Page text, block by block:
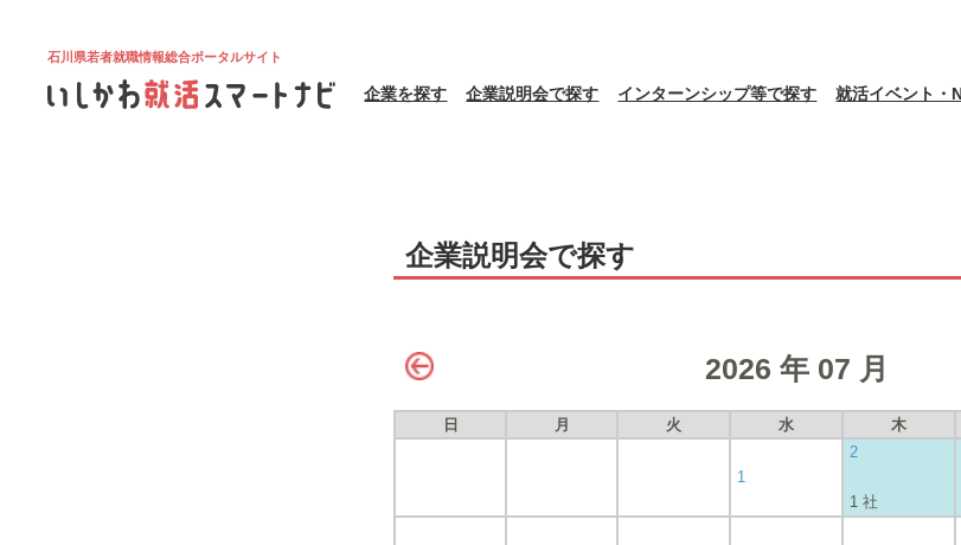
石川県若者就職情報総合ポータルサイト
企業を探す 企業説明会で探す インターンシップ等で探す 就活イベント・
企業説明会で探す
2026 年 07 月
日 月 火 水 木
1
2
1 社